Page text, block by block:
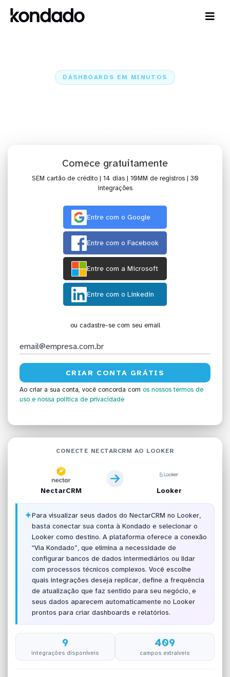
DASHBOARDS EM MINUTOS
Comece gratuitamente
SEM cartão de crédito | 14 dias | 10MM de registros | 30
integrações
Entre com o Google
Entre com o Facebook
Entre com a Microsoft
Entre com o Linkedin
ou cadastre-se com seu email
Ao criar a sua conta, você concorda com os nossos termos de
uso e nossa política de privacidade
CONECTE NECTARCRM AO LOOKER
NectarCRM Looker
✦Para visualizar seus dados do NectarCRM no Looker,
basta conectar sua conta à Kondado e selecionar o
Looker como destino. A plataforma oferece a conexão
“Via Kondado”, que elimina a necessidade de
configurar bancos de dados intermediários ou lidar
com processos técnicos complexos. Você escolhe
quais integrações deseja replicar, define a frequência
de atualização que faz sentido para seu negócio, e
seus dados aparecem automaticamente no Looker
prontos para criar dashboards e relatórios.
9
integrações disponíveis
409
campos extraíveis